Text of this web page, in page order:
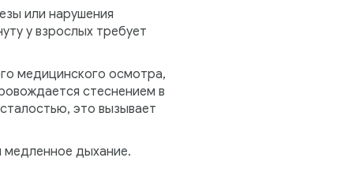
или нарушения
у взрослых требует
медицинского осмотра,
стеснением в
это вызывает
медленное дыхание.